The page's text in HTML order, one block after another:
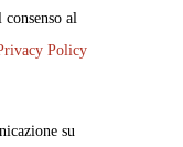
al
Policy
su